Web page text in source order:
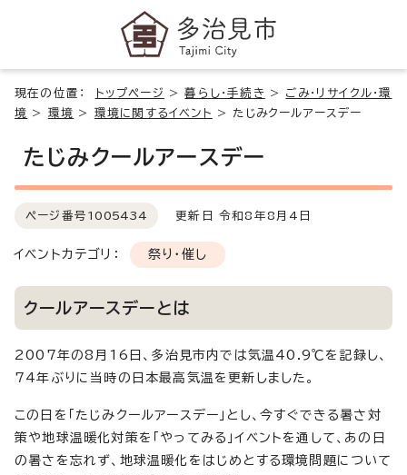
現在の位置： トップページ >暮らし・手続き > ごみ・リサイクル・環
境 > 環境 > 環境に関するイベント > たじみクールアースデー
たじみクールアースデー
ページ番号 1005434 更新日 令和8年8月4日
イベントカテゴリ： 祭り・催し
クールアースデーとは
2007年の8月16日、多治見市内では気温40.9℃を記録し、
74年ぶりに当時の日本最高気温を更新しました。
この日を「たじみクールアースデー」とし、今すぐできる暑さ対
策や地球温暖化対策を「やってみる」イベントを通して、あの日
の暑さを忘れず、地球温暖化をはじめとする環境問題について